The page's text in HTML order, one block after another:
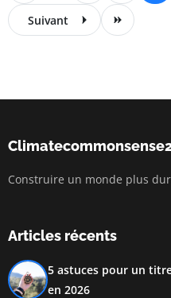
Suivant
Construire un monde plus
Articles récents
5 astuces pour un
en 2026